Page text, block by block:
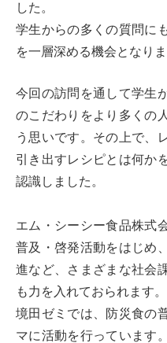
した。
学生からの多くの質問に
を一層深める機会となりま
今回の訪問を通して学生
のこだわりをより多くの
う思いです。その上で、
引き出すレシピとは何か
認識しました。
エム・シーシー食品株式
普及・啓発活動をはじめ
進など、さまざまな社会
も力を入れておられます。
境田ゼミでは、防災食の
マに活動を行っています